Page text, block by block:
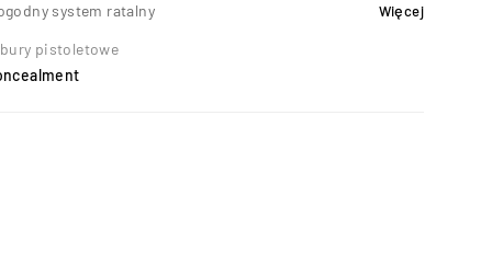
system ratalny Więcej
pistoletowe